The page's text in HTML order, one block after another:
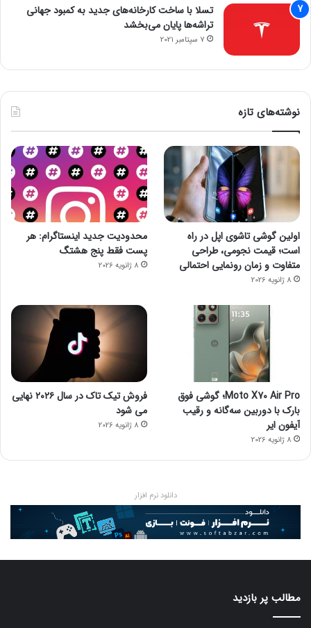
تسلا با ساخت کارخانه‌های جدید به کمبود جهانی
تراشه‌ها پایان می‌بخشد
7 سپتامبر 2021
نوشته‌های تازه
اولین گوشی تاشوی اپل در راه
است؛ قیمت نجومی، طراحی
متفاوت و زمان رونمایی احتمالی
8 ژانویه 2026
محدودیت جدید اینستاگرام: هر
پست فقط پنج هشتگ
8 ژانویه 2026
Moto X70 Air Pro؛ گوشی فوق
بارک با دوربین سه‌گانه و رقیب
آیفون ایر
8 ژانویه 2026
فروش تیک تاک در سال ۲۰۲۶ نهایی
می شود
8 ژانویه 2026
دانلود نرم افزار
مطالب پر بازدید